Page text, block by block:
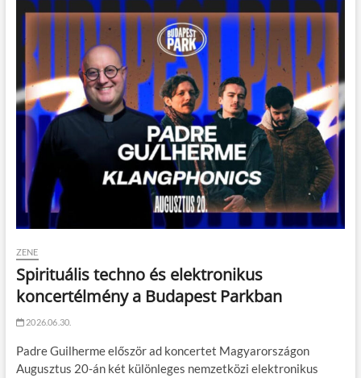
ZENE
Spirituális techno és elektronikus
koncertélmény a Budapest Parkban
2026.06.30.
Padre Guilherme először ad koncertet Magyarországon
Augusztus 20-án két különleges nemzetközi elektronikus